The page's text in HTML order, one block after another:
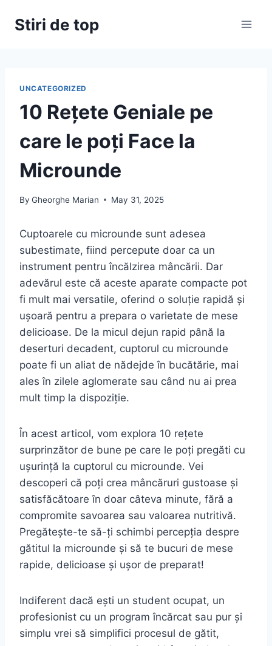
Stiri de top
UNCATEGORIZED
10 Rețete Geniale pe
care le poți Face la
Microunde
By Gheorghe Marian May 31, 2025
Cuptoarele cu microunde sunt adesea
subestimate, fiind percepute doar ca un
instrument pentru încălzirea mâncării. Dar
adevărul este că aceste aparate compacte pot
fi mult mai versatile, oferind o soluție rapidă și
ușoară pentru a prepara o varietate de mese
delicioase. De la micul dejun rapid până la
deserturi decadent, cuptorul cu microunde
poate fi un aliat de nădejde în bucătărie, mai
ales în zilele aglomerate sau când nu ai prea
mult timp la dispoziție.
În acest articol, vom explora 10 rețete
surprinzător de bune pe care le poți pregăti cu
ușurință la cuptorul cu microunde. Vei
descoperi că poți crea mâncăruri gustoase și
satisfăcătoare în doar câteva minute, fără a
compromite savoarea sau valoarea nutritivă.
Pregătește-te să-ți schimbi percepția despre
gătitul la microunde și să te bucuri de mese
rapide, delicioase și ușor de preparat!
Indiferent dacă ești un student ocupat, un
profesionist cu un program încărcat sau pur și
simplu vrei să simplifici procesul de gătit,